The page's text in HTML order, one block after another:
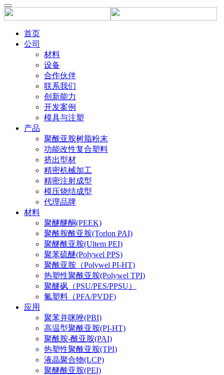
首页
公司
材料
设备
合作伙伴
联系我们
创新能力
开发案例
模具与注塑
产品
聚酰亚胺树脂粉末
功能改性复合塑料
挤出型材
精密机械加工
精密注射成型
模压烧结成型
代理品牌
材料
聚醚醚酮(PEEK)
聚酰胺酰亚胺(Torlon PAI)
聚醚酰亚胺(Ultem PEI)
聚苯硫醚(Polywel PPS)
聚酰亚胺（Polywel PI-HT)
热塑性聚酰亚胺(Polywel TPI)
聚醚砜（PSU/PES/PPSU）
氟塑料（PFA/PVDF)
应用
聚苯并咪唑(PBI)
高温型聚酰亚胺(PI-HT)
聚酰胺-酰亚胺(PAI)
热塑性聚酰亚胺(TPI)
液晶聚合物(LCP)
聚醚酰亚胺(PEI)